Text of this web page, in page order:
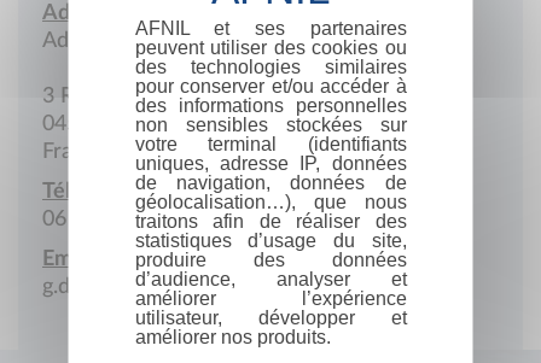
Adresse :
Adresse postale
3 Rue du Lauzanier
04530 Val d'Oronaye
France
Téléphone portable :
06 79 74 86 47
Email :
g.durand1209@gmail.com
AFNIL et ses partenaires
peuvent utiliser des cookies ou
des technologies similaires
pour conserver et/ou accéder à
des informations personnelles
non sensibles stockées sur
votre terminal (identifiants
uniques, adresse IP, données
de navigation, données de
géolocalisation…), que nous
traitons afin de réaliser des
statistiques d’usage du site,
produire des données
d’audience, analyser et
améliorer l’expérience
utilisateur, développer et
améliorer nos produits.